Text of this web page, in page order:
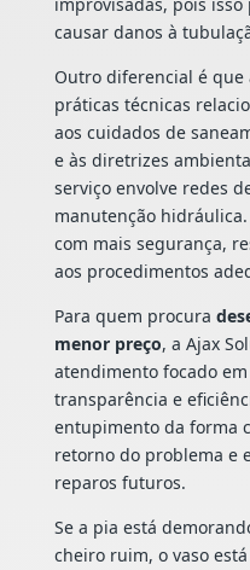
causar danos à
Outro diferencial é que
práticas técnicas
aos cuidados de
e às diretrizes
serviço envolve redes
manutenção
com mais segurança,
aos procedimentos
Para quem procura
menor preço, a Ajax
atendimento focado
transparência e
entupimento da forma
retorno do problema e
reparos futuros.
Se a pia está
cheiro ruim, o vaso